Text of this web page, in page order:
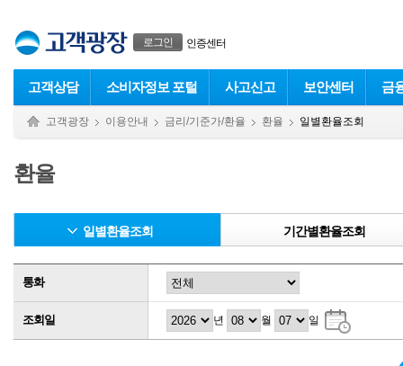
로그인 인증센터
고객상담 소비자정보 포털 사고신고 보안센터 금
고객광장 이용안내 금리/기준가/환율 환율 일별환율조회
환율
일별환율조회 기간별환율조회
통화
조회일 년 월 일